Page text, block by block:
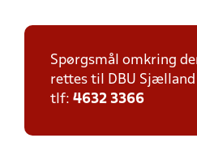
Spørgsmål omkring
rettes til DBU Sjælland
tlf: 4632 3366